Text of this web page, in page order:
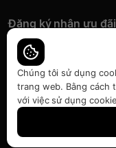
Đăng ký nhận ưu đãi
Đăng kí để nhận
Bàn quyền thuộc
Chúng tôi sử dụng
trang web. Bằng cách
với việc sử dụng